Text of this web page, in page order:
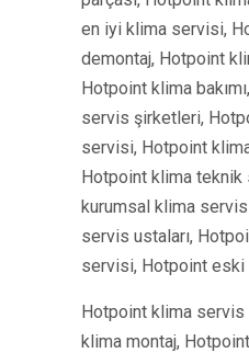
en iyi klima servisi,
demontaj, Hotpoint
Hotpoint klima
servis şirketleri,
servisi, Hotpoint
Hotpoint klima
kurumsal klima
servis ustaları,
servisi, Hotpoint
Hotpoint klima
klima montaj,